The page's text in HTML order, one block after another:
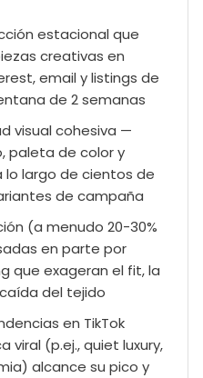
estacional que
creativas en
email y listings de
de 2 semanas
visual cohesiva —
paleta de color y
largo de cientos de
de campaña
(a menudo 20-30%
en parte por
que exageran el fit, la
del tejido
en TikTok
viral (p.ej., quiet luxury,
alcance su pico y